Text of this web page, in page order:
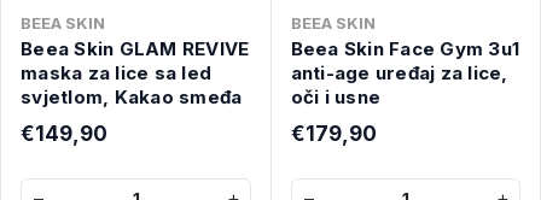
BEEA SKIN
Beea Skin GLAM REVIVE
maska za lice sa led
svjetlom, Kakao smeđa
€149,90
BEEA SKIN
Beea Skin Face Gym 3u1
anti-age uređaj za lice,
oči i usne
€179,90